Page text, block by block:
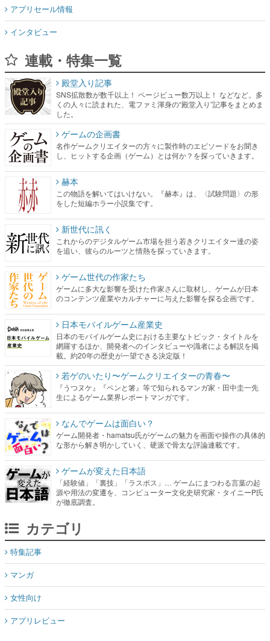
アプリセール情報
インタビュー
連載・特集一覧
殿堂入り記事
SNS拡散数が数千以上！ ページビュー数万以上！ などなど。多
くの人々に読まれた、電ファミ渾身の“殿堂入り”記事をまとめま
した。
ゲームの企画書
名作ゲームクリエイターの方々に製作時のエピソードをお聞き
し、ヒットする企画（ゲーム）とは何か？を探っていきます。
赫本
この物語を解いてはいけない。『赫本』は、〈試験問題〉の形
をした短編ホラー小説集です。
新世代に訊く
これからのデジタルゲーム市場を担う若きクリエイター達の姿
を追い、彼らのルーツと情熱を探っていきます。
ゲーム世代の作家たち
ゲームに多大な影響を受けた作家さんに取材し、ゲームが日本
のコンテンツ産業やカルチャーに与えた影響を探る企画です。
日本モバイルゲーム産業史
日本のモバイルゲーム史における主要なトピック・タイトルを
網羅するほか、開発者へのインタビューや識者による解説を掲
載。約20年の歴史が一望できる決定版！
若ゲのいたり〜ゲームクリエイターの青春〜
『うつヌケ』『ペンと箸』等で知られるマンガ家・田中圭一先
生によるゲーム業界レポートマンガです。
なんでゲームは面白い？
ゲーム開発者・hamatsu氏がゲームの魅力を画面や操作の具体的
な形から解き明かしていく、硬派で骨太な評論連載です。
ゲームが変えた日本語
「経験値」「裏技」「ラスボス」… ゲームにまつわる言葉の起
源や用法の変遷を、コンピューター文化史研究家・タイニーP氏
が徹底調査。
カテゴリ
特集記事
マンガ
女性向け
アプリレビュー